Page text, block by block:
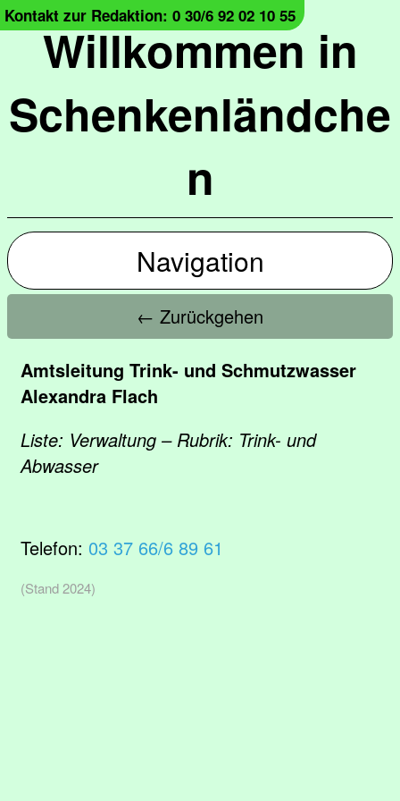
Willkommen in
Schenkenländche
n
Kontakt zur Redaktion: 0 30/6 92 02 10 55
Navigation
← Zurückgehen
Amtsleitung Trink- und Schmutzwasser
Alexandra Flach
Liste: Verwaltung – Rubrik: Trink- und
Abwasser
Telefon: 03 37 66/6 89 61
(Stand 2024)